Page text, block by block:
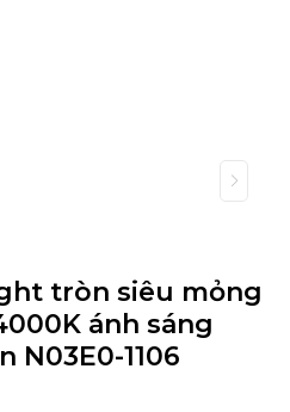
tròn siêu mỏng
ánh sáng
N03E0-1106